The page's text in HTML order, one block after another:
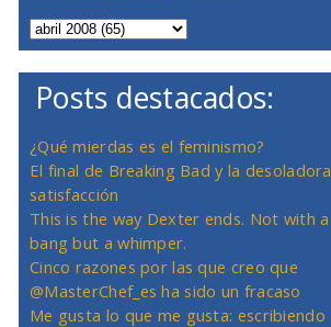
Posts destacados:
¿Qué mierdas es el feminismo?
El final de Breaking Bad y la desoladora
satisfacción
This is the way Dexter ends. Not with a
bang but a whimper.
Cinco razones por las que creo que
@MasterChef_es ha sido un fracaso
Me gusta lo que me gusta: escribiendo